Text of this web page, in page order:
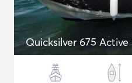
Quicksilver 675 Active